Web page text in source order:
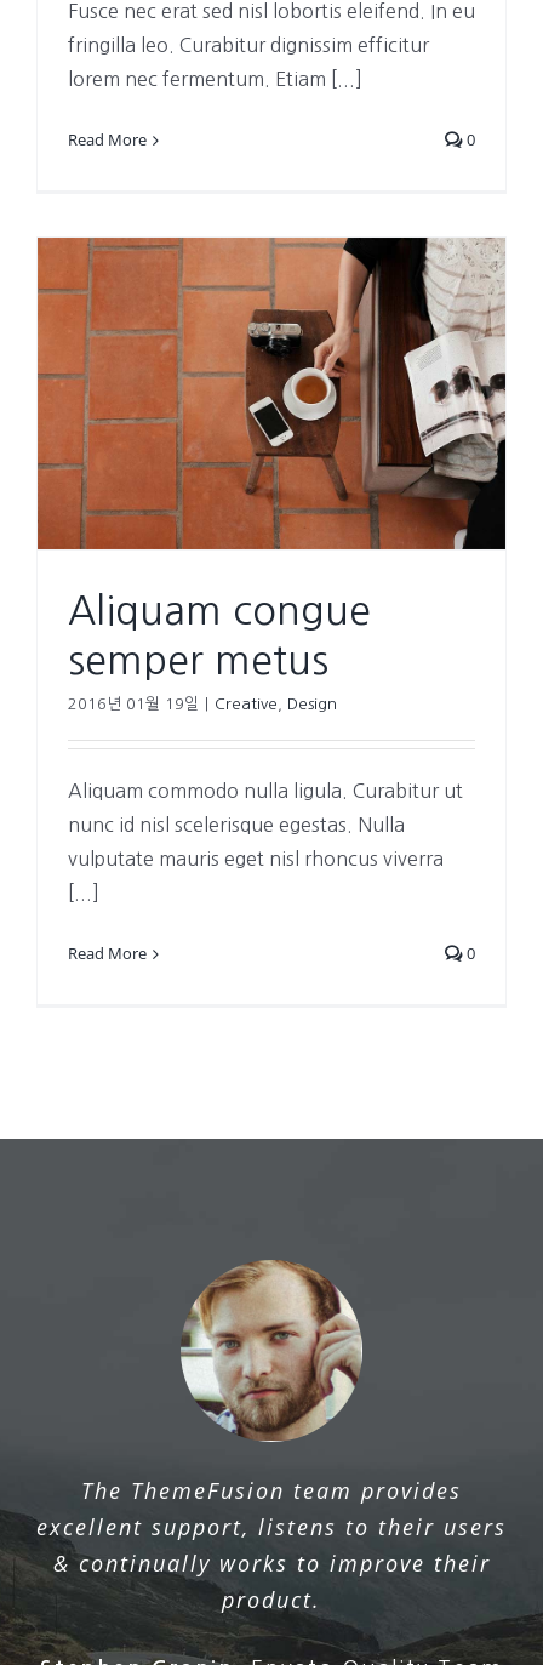
Fusce nec erat sed nisl lobortis eleifend. In eu
fringilla leo. Curabitur dignissim efficitur
lorem nec fermentum. Etiam [...]
Read More 0
Aliquam congue
semper metus
2016년 01월 19일 Creative Design
Aliquam commodo nulla ligula. Curabitur ut
nunc id nisl scelerisque egestas. Nulla
vulputate mauris eget nisl rhoncus viverra
Read More 0
The ThemeFusion team provides
excellent support, listens to their users
& continually works to improve their
product.